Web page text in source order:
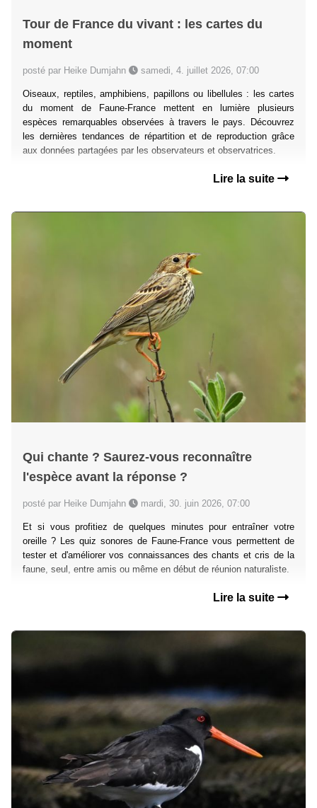
Tour de France du vivant : les cartes du
moment
posté par Heike Dumjahn samedi, 4. juillet 2026, 07:00
Oiseaux, reptiles, amphibiens, papillons ou libellules : les cartes
du moment de Faune-France mettent en lumière plusieurs
espèces remarquables observées à travers le pays. Découvrez
les dernières tendances de répartition et de reproduction grâce
aux données partagées par les observateurs et observatrices.
Lire la suite
Qui chante ? Saurez-vous reconnaître
l'espèce avant la réponse ?
posté par Heike Dumjahn mardi, 30. juin 2026, 07:00
Et si vous profitiez de quelques minutes pour entraîner votre
oreille ? Les quiz sonores de Faune-France vous permettent de
tester et d'améliorer vos connaissances des chants et cris de la
faune, seul, entre amis ou même en début de réunion naturaliste.
Lire la suite